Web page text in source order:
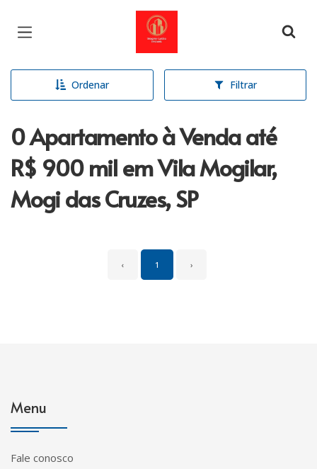
Página inicial
Ordenar Filtrar
0 Apartamento à Venda até
R$ 900 mil em Vila Mogilar,
Mogi das Cruzes, SP
‹ 1 ›
Menu
Fale conosco